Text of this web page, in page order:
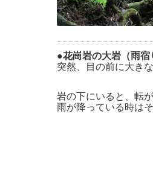
●花崗岩の大岩（雨
突然、目の前に大き
岩の下にいると、転
雨が降っている時は